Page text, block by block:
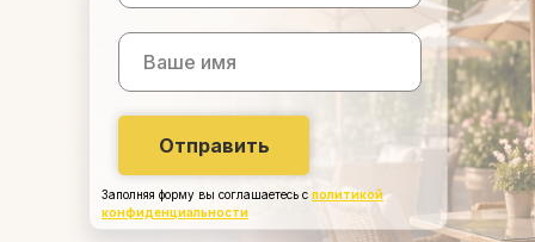
Отправить
Заполняя форму вы соглашаетесь с политикой
конфиденциальности